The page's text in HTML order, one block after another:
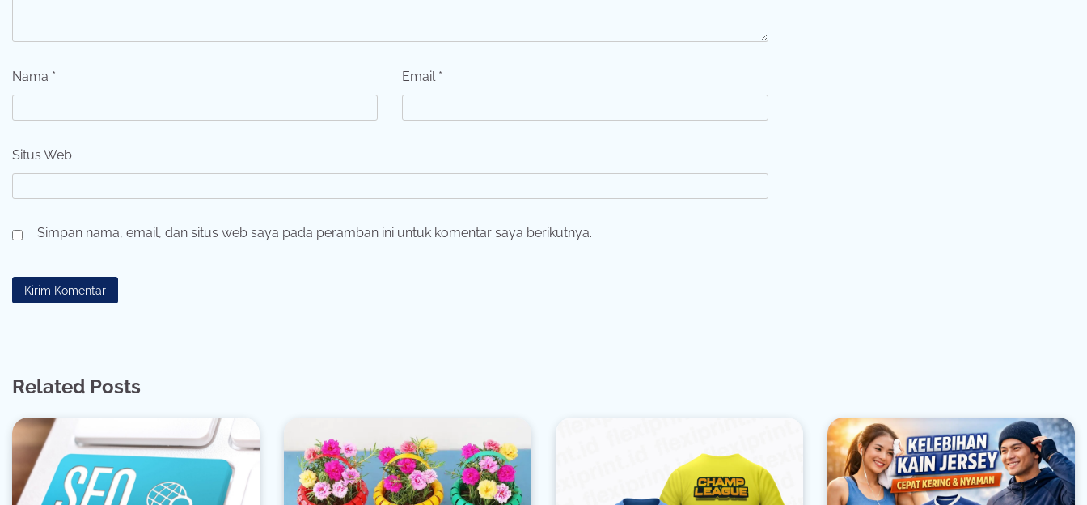
Nama * Email *
Situs Web
Simpan nama, email, dan situs web saya pada peramban ini untuk komentar saya berikutnya.
Related Posts